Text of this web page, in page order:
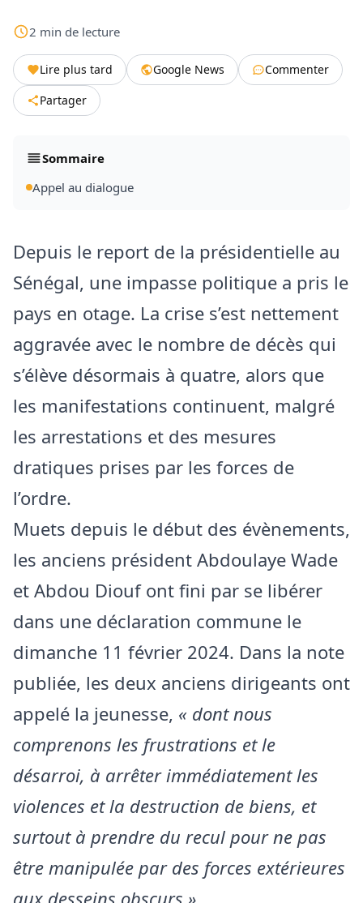
2 min de lecture
Lire plus tard Google News
Commenter
Partager
Sommaire
Appel au dialogue
Depuis le report de la présidentielle au
Sénégal, une impasse politique a pris le
pays en otage. La crise s’est nettement
aggravée avec le nombre de décès qui
s’élève désormais à quatre, alors que
les manifestations continuent, malgré
les arrestations et des mesures
dratiques prises par les forces de
l’ordre.
Muets depuis le début des évènements,
les anciens président Abdoulaye Wade
et Abdou Diouf ont fini par se libérer
dans une déclaration commune le
dimanche 11 février 2024. Dans la note
publiée, les deux anciens dirigeants ont
appelé la jeunesse, « dont nous
comprenons les frustrations et le
désarroi, à arrêter immédiatement les
violences et la destruction de biens, et
surtout à prendre du recul pour ne pas
être manipulée par des forces extérieures
aux desseins obscurs »